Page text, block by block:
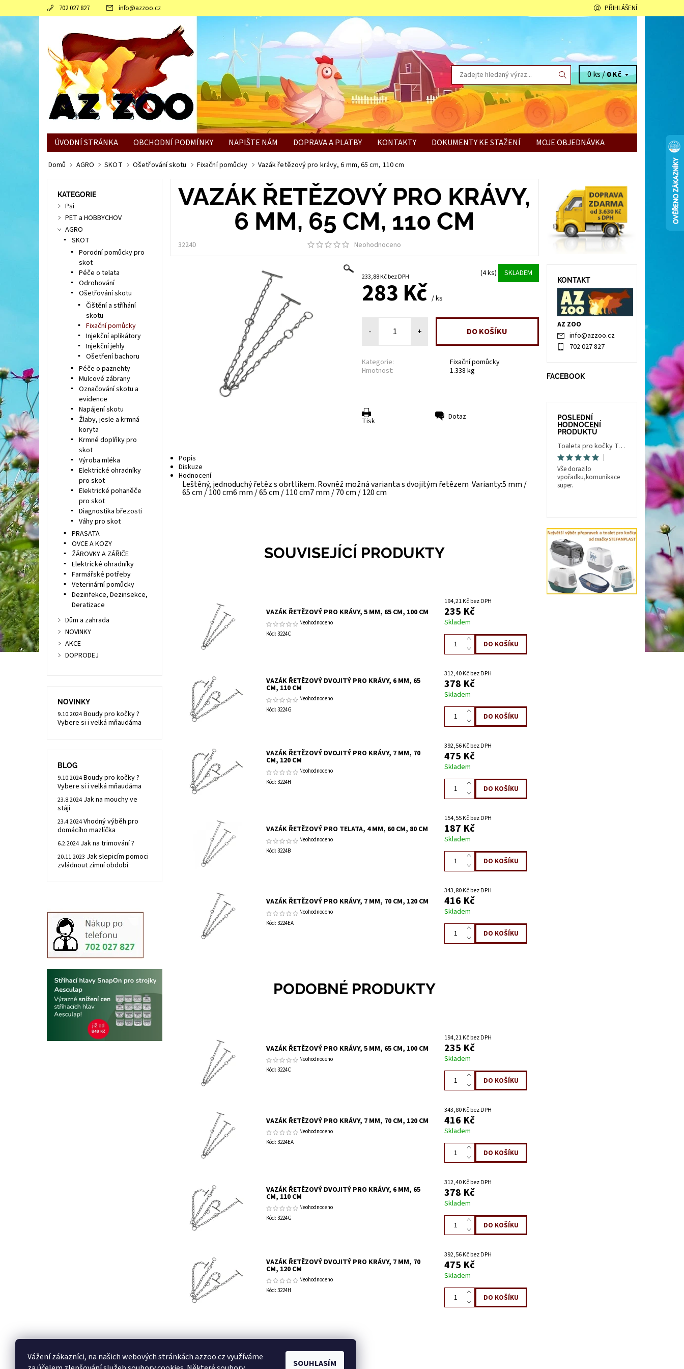
702 027 827 info@azzoo.cz PŘIHLÁŠENÍ
0 ks /0 Kč
ÚVODNÍ STRÁNKA OBCHODNÍ PODMÍNKY NAPIŠTE NÁM DOPRAVA A PLATBY KONTAKTY DOKUMENTY KE STAŽENÍ
MOJE OBJEDNÁVKA
JAK SLEPICÍM POMOCI ZVLÁDNOUT ZIMNÍ OBDOBÍ
Domů AGRO SKOT Ošetřování skotu Fixační pomůcky Vazák řetězový pro krávy, 6 mm, 65 cm, 110 cm
VAZÁK ŘETĚZOVÝ PRO KRÁVY,
6 MM, 65 CM, 110 CM
3224D Neohodnoceno
233,88 Kč bez DPH (4 ks) SKLADEM
283 Kč/ ks
- +
Kategorie:
Fixační pomůcky
Hmotnost:
1.338 kg
Tisk Dotaz
Popis
Diskuze
Hodnocení
Leštěný, jednoduchý řetěz s obrtlíkem. Rovněž možná varianta s dvojitým řetězem Varianty:5 mm /
65 cm / 100 cm6 mm / 65 cm / 110 cm7 mm / 70 cm / 120 cm
SOUVISEJÍCÍ PRODUKTY
VAZÁK ŘETĚZOVÝ PRO KRÁVY, 5 MM, 65 CM, 100 CM
Neohodnoceno
Kód: 3224C
194,21 Kč bez DPH
235 Kč
Skladem
VAZÁK ŘETĚZOVÝ DVOJITÝ PRO KRÁVY, 6 MM, 65
CM, 110 CM
Neohodnoceno
Kód: 3224G
312,40 Kč bez DPH
378 Kč
Skladem
VAZÁK ŘETĚZOVÝ DVOJITÝ PRO KRÁVY, 7 MM, 70
CM, 120 CM
Neohodnoceno
Kód: 3224H
392,56 Kč bez DPH
475 Kč
Skladem
VAZÁK ŘETĚZOVÝ PRO TELATA, 4 MM, 60 CM, 80 CM
Neohodnoceno
Kód: 3224B
154,55 Kč bez DPH
187 Kč
Skladem
VAZÁK ŘETĚZOVÝ PRO KRÁVY, 7 MM, 70 CM, 120 CM
Neohodnoceno
Kód: 3224EA
343,80 Kč bez DPH
416 Kč
Skladem
PODOBNÉ PRODUKTY
VAZÁK ŘETĚZOVÝ PRO KRÁVY, 5 MM, 65 CM, 100 CM
Neohodnoceno
Kód: 3224C
194,21 Kč bez DPH
235 Kč
Skladem
VAZÁK ŘETĚZOVÝ PRO KRÁVY, 7 MM, 70 CM, 120 CM
Neohodnoceno
Kód: 3224EA
343,80 Kč bez DPH
416 Kč
Skladem
VAZÁK ŘETĚZOVÝ DVOJITÝ PRO KRÁVY, 6 MM, 65
CM, 110 CM
Neohodnoceno
Kód: 3224G
312,40 Kč bez DPH
378 Kč
Skladem
VAZÁK ŘETĚZOVÝ DVOJITÝ PRO KRÁVY, 7 MM, 70
CM, 120 CM
Neohodnoceno
Kód: 3224H
392,56 Kč bez DPH
475 Kč
Skladem
Buďte první, kdo napíše příspěvek k této položce.
KATEGORIE
Psi
PET a HOBBYCHOV
AGRO
SKOT
Porodní pomůcky pro
skot
Péče o telata
Odrohování
Ošetřování skotu
Čištění a stříhání
skotu
Fixační pomůcky
Injekční aplikátory
Injekční jehly
Ošetření bachoru
Péče o paznehty
Mulcové zábrany
Označování skotu a
evidence
Napájení skotu
Žlaby, jesle a krmná
koryta
Krmné doplňky pro
skot
Výroba mléka
Elektrické ohradníky
pro skot
Elektrické pohaněče
pro skot
Diagnostika březosti
Váhy pro skot
PRASATA
OVCE A KOZY
ŽÁROVKY A ZÁŘIČE
Elektrické ohradníky
Farmářské potřeby
Veterinární pomůcky
Dezinfekce, Dezinsekce,
Deratizace
Dům a zahrada
NOVINKY
AKCE
DOPRODEJ
NOVINKY
9.10.2024Boudy pro kočky ?
Vybere si i velká mňaudáma
BLOG
9.10.2024Boudy pro kočky ?
Vybere si i velká mňaudáma
23.8.2024 Jak na mouchy ve
stáji
23.4.2024Vhodný výběh pro
domácího mazlíčka
6.2.2024 Jak na trimování ?
20.11.2023 Jak slepicím pomoci
zvládnout zimní období
KONTAKT
AZ ZOO
info@azzoo.cz
702 027 827
FACEBOOK
POSLEDNÍ
HODNOCENÍ
PRODUKTŮ
Toaleta pro kočky Trés Chic Indoor Filter, krytá - kočičí WC s filtrem, holubí šedá/bílá
|
Vše dorazilo
vpořadku,komunikace
super.
Vážení zákazníci, na našich webových stránkách azzoo.cz využíváme
SOUHLASÍM